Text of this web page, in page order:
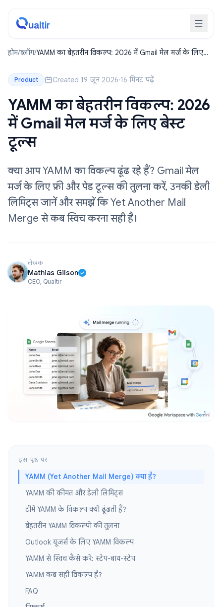
होम/ब्लॉग/YAMM का बेहतरीन विकल्प: 2026 में Gmail मेल मर्ज के लिए
Product Created 19 जून 2026·16 मिनट पढ़ें
YAMM का बेहतरीन विकल्प: 2026
में Gmail मेल मर्ज के लिए बेस्ट
टूल्स
क्या आप YAMM का विकल्प ढूंढ रहे हैं? Gmail मेल
मर्ज के लिए फ्री और पेड टूल्स की तुलना करें, उनकी डेली
लिमिट्स जानें और समझें कि Yet Another Mail
Merge से कब स्विच करना सही है।
लेखक
Mathias Gilson
CEO, Qualtir
इस पृष्ठ पर
YAMM (Yet Another Mail Merge) क्या है?
YAMM की कीमत और डेली लिमिट्स
टीमें YAMM के विकल्प क्यों ढूंढती हैं?
बेहतरीन YAMM विकल्पों की तुलना
Outlook यूजर्स के लिए YAMM विकल्प
YAMM से स्विच कैसे करें: स्टेप-बाय-स्टेप
YAMM कब सही विकल्प है?
FAQ